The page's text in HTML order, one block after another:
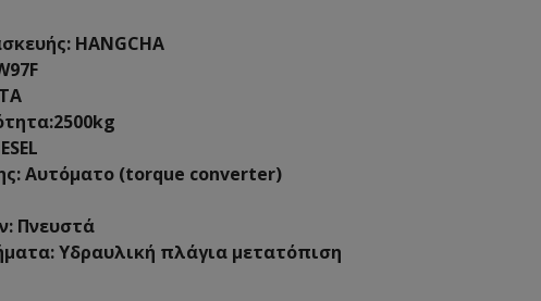
HANGCHA
Αυτόματο (torque converter)
Πνευστά
Υδραυλική πλάγια μετατόπιση